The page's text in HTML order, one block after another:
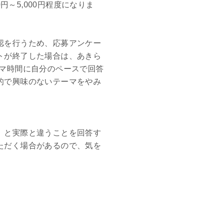
～5,000円程度になりま
を行うため、応募アンケー
終了した場合は、あきら
時間に自分のペースで回答
で興味のないテーマをやみ
と実際と違うことを回答す
く場合があるので、気を